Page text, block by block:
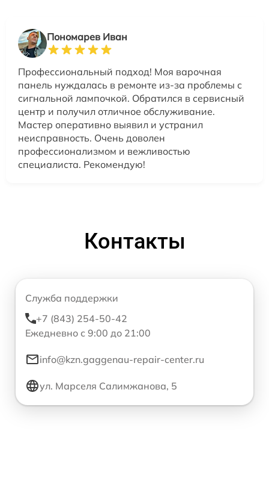
Пономарев Иван
Профессиональный подход! Моя варочная
панель нуждалась в ремонте из-за проблемы с
сигнальной лампочкой. Обратился в сервисный
центр и получил отличное обслуживание.
Мастер оперативно выявил и устранил
неисправность. Очень доволен
профессионализмом и вежливостью
специалиста. Рекомендую!
Контакты
Служба поддержки
+7 (843) 254-50-42
Ежедневно с 9:00 до 21:00
info@kzn.gaggenau-repair-center.ru
ул. Марселя Салимжанова, 5